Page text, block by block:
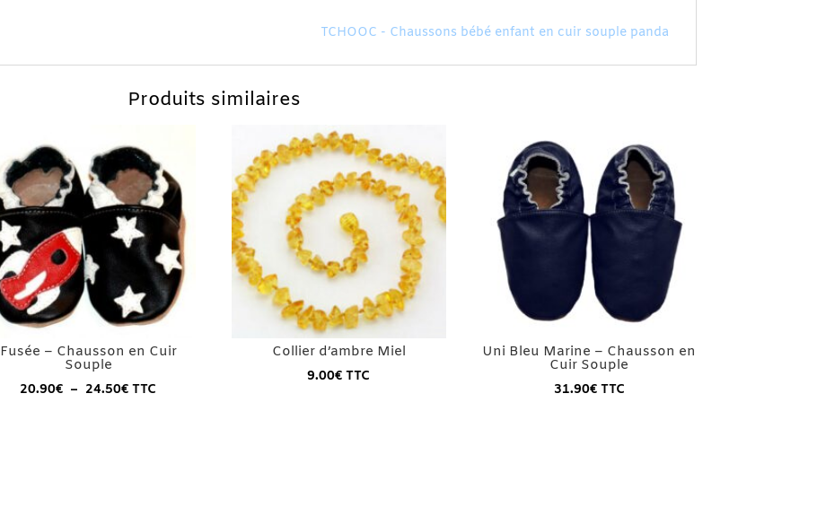
TCHOOC - Chaussons bébé enfant en cuir souple panda
Produits similaires
Fusée – Chausson en Cuir
Souple
20.90€ – 24.50€Plage
TTC
Collier d’ambre Miel
9.00€ TTC
Uni Bleu Marine – Chausson en
Cuir Souple
31.90€ TTC